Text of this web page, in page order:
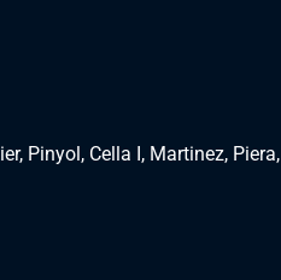
Pinyol, Cella I, Martinez, Piera,